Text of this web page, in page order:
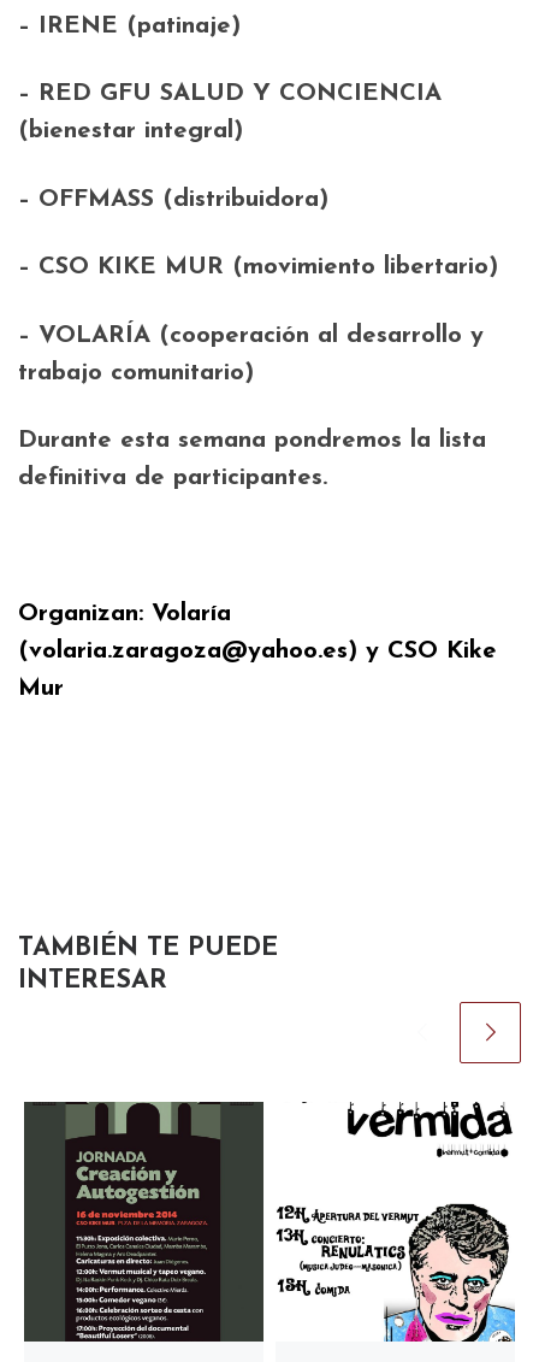
– IRENE (patinaje)
– RED GFU SALUD Y CONCIENCIA
(bienestar integral)
– OFFMASS (distribuidora)
– CSO KIKE MUR (movimiento libertario)
– VOLARÍA (cooperación al desarrollo y
trabajo comunitario)
Durante esta semana pondremos la lista
definitiva de participantes.
Organizan: Volaría
(volaria.zaragoza@yahoo.es) y CSO Kike
Mur
TAMBIÉN TE PUEDE
INTERESAR